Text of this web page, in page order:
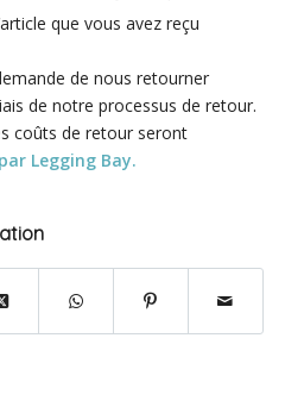
que vous avez reçu
de nous retourner
de notre processus de retour.
coûts de retour seront
Legging Bay.